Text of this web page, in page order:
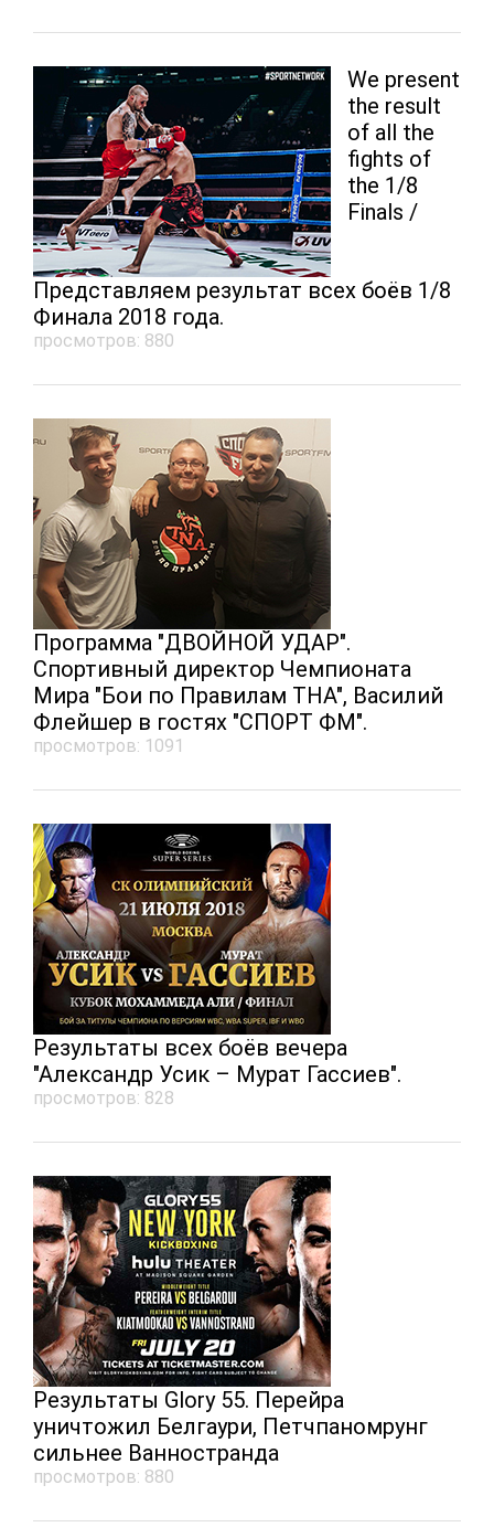
We present
the result
of all the
fights of
the 1/8
Finals /
Представляем результат всех боёв 1/8
Финала 2018 года.
просмотров: 880
Программа "ДВОЙНОЙ УДАР".
Спортивный директор Чемпионата
Мира "Бои по Правилам ТНА", Василий
Флейшер в гостях "СПОРТ ФМ".
просмотров: 1091
Результаты всех боёв вечера
"Александр Усик – Мурат Гассиев".
просмотров: 828
Результаты Glory 55. Перейра
уничтожил Белгаури, Петчпаномрунг
сильнее Ванностранда
просмотров: 880